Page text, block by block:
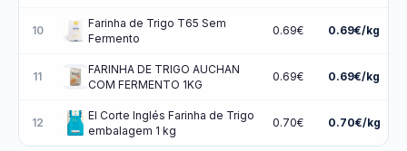
10
Farinha de Trigo T65 Sem
Fermento
0.69€ 0.69€/kg
11
FARINHA DE TRIGO AUCHAN
COM FERMENTO 1KG
0.69€ 0.69€/kg
12
El Corte Inglés Farinha de Trigo
embalagem 1 kg
0.70€ 0.70€/kg